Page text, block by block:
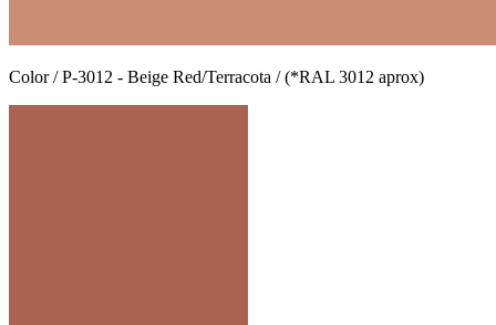
Color / P-3012 - Beige Red/Terracota / (*RAL 3012 aprox)